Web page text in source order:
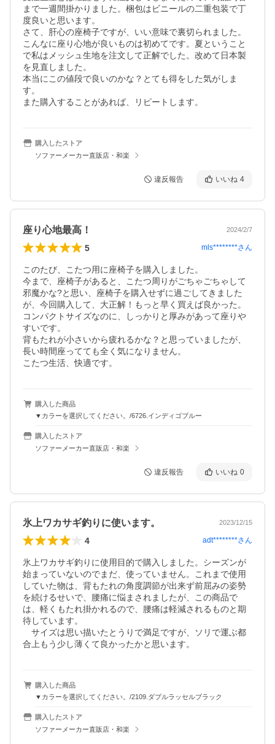
まで一週間掛かりました。梱包はビニールの二重包装で丁
度良いと思います。
さて、肝心の座椅子ですが、いい意味で裏切られました。
こんなに座り心地が良いものは初めてです。夏ということ
で私はメッシュ生地を注文して正解でした。改めて日本製
を見直しました。
本当にこの値段で良いのかな？とても得をした気がしま
す。
また購入することがあれば、リピートします。
購入したストア
ソファーメーカー直販店・和楽
違反報告 いいね 4
座り心地最高！ 2024/2/7
5 mls********さん
このたび、こたつ用に座椅子を購入しました。
今まで、座椅子があると、こたつ周りがごちゃごちゃして
邪魔かな?と思い、座椅子を購入せずに過ごしてきました
が、今回購入して、大正解！もっと早く買えば良かった。
コンパクトサイズなのに、しっかりと厚みがあって座りや
すいです。
背もたれが小さいから疲れるかな？と思っていましたが、
長い時間座ってても全く気になりません。
こたつ生活、快適です。
購入した商品
▼カラーを選択してください。/6726.インディゴブルー
購入したストア
ソファーメーカー直販店・和楽
違反報告 いいね 0
氷上ワカサギ釣りに使います。 2023/12/15
4 adt********さん
氷上ワカサギ釣りに使用目的で購入しました。シーズンが
始まっていないのでまだ、使っていません。これまで使用
していた物は、背もたれの角度調節が出来ず前屈みの姿勢
を続けるせいで、腰痛に悩まされましたが、この商品で
は、軽くもたれ掛かれるので、腰痛は軽減されるものと期
待しています。
サイズは思い描いたとうりで満足ですが、ソリで運ぶ都
合上もう少し薄くて良かったかと思います。
購入した商品
▼カラーを選択してください。/2109.ダブルラッセルブラック
購入したストア
ソファーメーカー直販店・和楽